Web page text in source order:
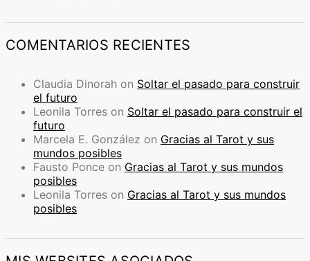
COMENTARIOS RECIENTES
Claudia Dinorah on Soltar el pasado para construir
el futuro
Leonila Torres on Soltar el pasado para construir el
futuro
Marcela E. González on Gracias al Tarot y sus
mundos posibles
Fausto Ponce on Gracias al Tarot y sus mundos
posibles
Leonila Torres on Gracias al Tarot y sus mundos
posibles